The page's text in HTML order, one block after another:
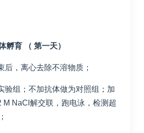
孵育 （ 第一天）
后，离心去除不溶物质；
验组；不加抗体做为对照组；加
M NaCl解交联，跑电泳，检测超